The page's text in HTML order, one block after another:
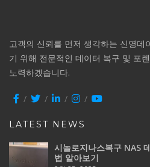
고객의 신뢰를 먼저 생각하는 신영
기 위해 전문적인 데이터 복구 및 포
노력하겠습니다.
LATEST NEWS
시놀로지나스복구 NAS
법 알아보기